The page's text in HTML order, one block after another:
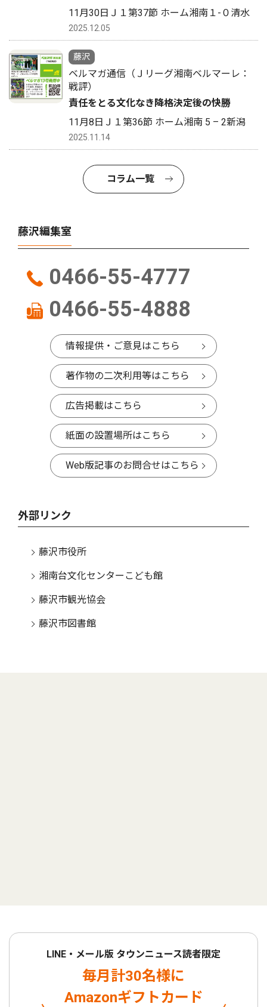
11月30日Ｊ１第37節 ホーム湘南１-０清水
2025.12.05
藤沢
ベルマガ通信（Ｊリーグ湘南ベルマーレ：
戦評）
責任をとる文化なき降格決定後の快勝
11月8日Ｊ１第36節 ホーム湘南 5 – 2新潟
2025.11.14
コラム一覧
藤沢編集室
0466-55-4777
0466-55-4888
情報提供・ご意見はこちら
著作物の二次利用等はこちら
広告掲載はこちら
紙面の設置場所はこちら
Web版記事のお問合せはこちら
外部リンク
藤沢市役所
湘南台文化センターこども館
藤沢市観光協会
藤沢市図書館
LINE・メール版 タウンニュース読者限定
毎月計30名様に
Amazonギフトカード